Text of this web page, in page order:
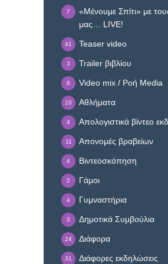
«Μένουμε Σπίτι» με
μας… LIVE!
7
Teaser video
41
Trailer βιβλίου
3
Video mix / Ροή Media
8
Αθλήματα
10
Απολογιστικά βίντεο
4
Απονομές βραβείων
11
Βιντεοσκόπηση
4
Γάμοι
2
Γυμναστήρια
4
Δημοτικά Συμβούλια
3
Διάφορα
24
Διάφορες εκδηλώσεις
31